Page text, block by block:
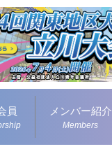
員 メンバー紹介
Members